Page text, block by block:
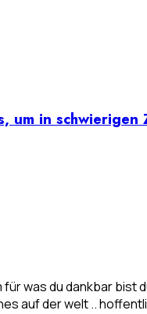
um in
was du dankbar
auf der welt ..